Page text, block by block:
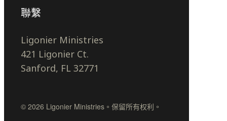
聯繫
Ligonier Ministries
421 Ligonier Ct.
Sanford, FL 32771
© 2026 Ligonier Ministries。保留所有权利。